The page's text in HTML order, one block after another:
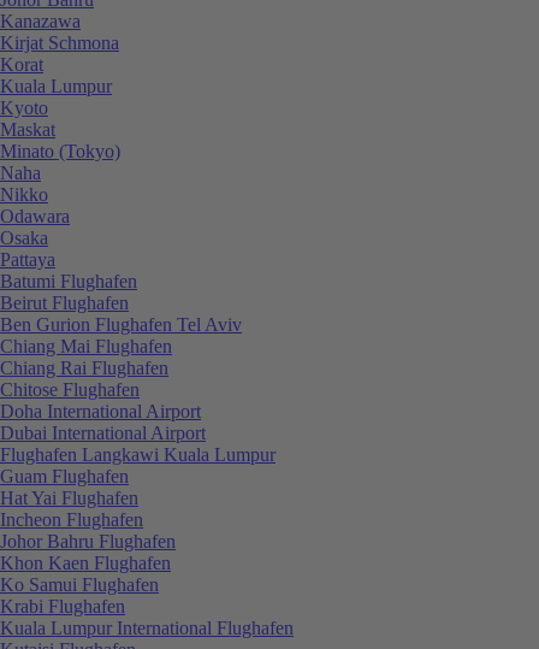
Kanazawa
Kirjat Schmona
Korat
Kuala Lumpur
Kyoto
Maskat
Minato (Tokyo)
Naha
Nikko
Odawara
Osaka
Pattaya
Batumi Flughafen
Beirut Flughafen
Ben Gurion Flughafen Tel Aviv
Chiang Mai Flughafen
Chiang Rai Flughafen
Chitose Flughafen
Doha International Airport
Dubai International Airport
Flughafen Langkawi Kuala Lumpur
Guam Flughafen
Hat Yai Flughafen
Incheon Flughafen
Johor Bahru Flughafen
Khon Kaen Flughafen
Ko Samui Flughafen
Krabi Flughafen
Kuala Lumpur International Flughafen